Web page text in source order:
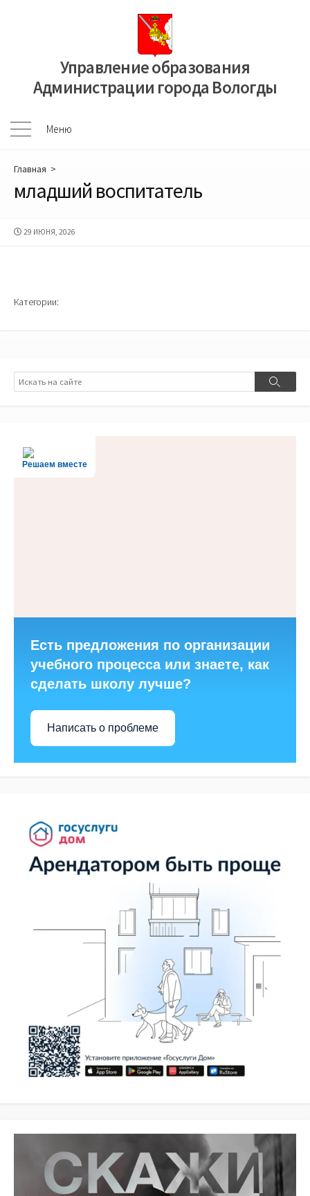
Управление образования
Администрации города Вологды
Меню
Меню
Главная >
младший воспитатель
ДАТА
29 ИЮНЯ, 2026
Категории:
Поиск
Поиск
Решаем вместе
Есть предложения по организации
учебного процесса или знаете, как
сделать школу лучше?
Написать о проблеме